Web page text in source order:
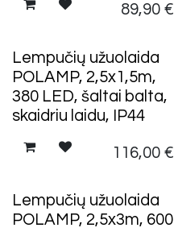
89,90 €
Lempučių užuolaida
POLAMP, 2,5x1,5m,
380 LED, šaltai balta,
skaidriu laidu, IP44
116,00 €
Lempučių užuolaida
POLAMP, 2,5x3m, 600